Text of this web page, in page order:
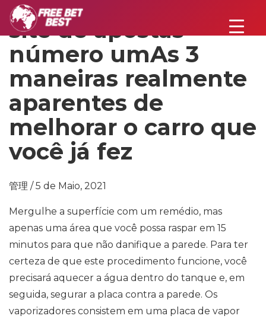
site de apostas
número umAs 3
maneiras realmente
aparentes de
melhorar o carro que
você já fez
管理 / 5 de Maio, 2021
Mergulhe a superfície com um remédio, mas
apenas uma área que você possa raspar em 15
minutos para que não danifique a parede. Para ter
certeza de que este procedimento funcione, você
precisará aquecer a água dentro do tanque e, em
seguida, segurar a placa contra a parede. Os
vaporizadores consistem em uma placa de vapor